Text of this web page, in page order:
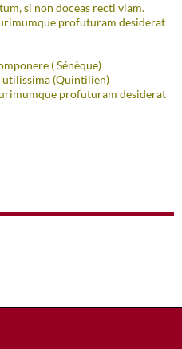
si non doceas recti viam.
profuturam desiderat
( Sénèque)
utilissima (Quintilien)
profuturam desiderat